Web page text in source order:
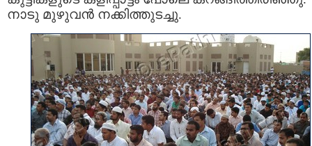
നാടു മുഴുവന്‍ നക്കിത്തുടച്ചു.